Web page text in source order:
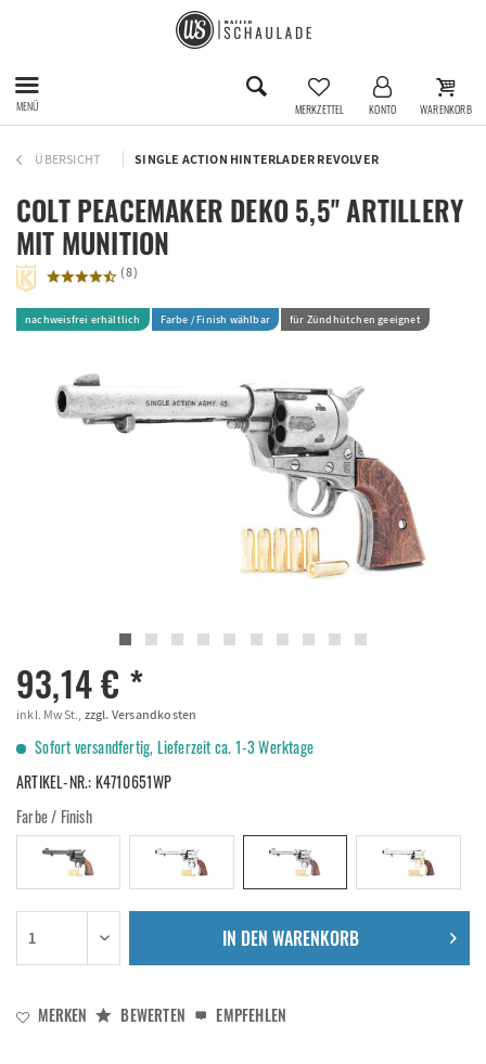
MENÜ MERKZETTEL KONTO WARENKORB
ÜBERSICHT SINGLE ACTION HINTERLADER REVOLVER
COLT PEACEMAKER DEKO 5,5'' ARTILLERY
MIT MUNITION
(8)
nachweisfrei erhältlich Farbe / Finish wählbar für Zündhütchen geeignet
93,14 € *
inkl. MwSt., zzgl. Versandkosten
Sofort versandfertig, Lieferzeit ca. 1-3 Werktage
ARTIKEL-NR.:K4710651WP
Farbe / Finish
IN DEN WARENKORB
MERKEN BEWERTEN EMPFEHLEN